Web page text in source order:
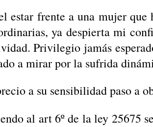
estar frente a una mujer que
ya despierta mi
Privilegio jamás
a mirar por la sufrida
a su sensibilidad paso a
al art 6º de la ley 25675